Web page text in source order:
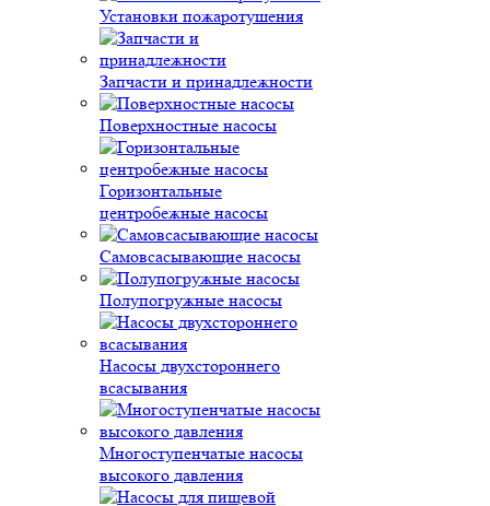
Установки пожаротушения
Запчасти и принадлежности
Поверхностные насосы
Горизонтальные
центробежные насосы
Самовсасывающие насосы
Полупогружные насосы
Насосы двухстороннего
всасывания
Многоступенчатые насосы
высокого давления